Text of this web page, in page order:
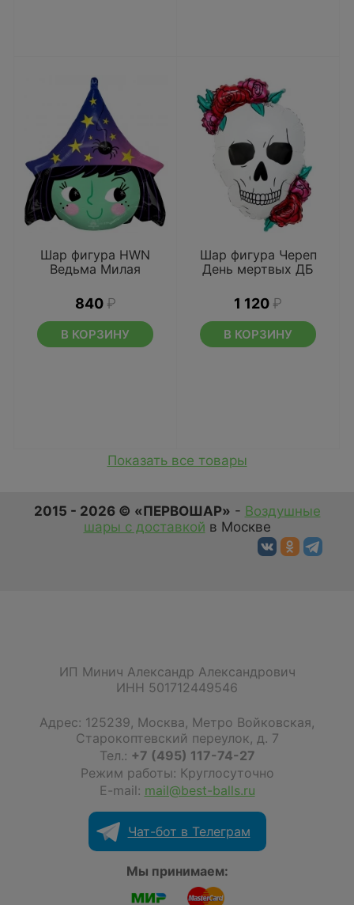
Шар фигура HWN
Ведьма Милая
840 ₽
В КОРЗИНУ
Шар фигура Череп
День мертвых ДБ
1 120 ₽
В КОРЗИНУ
Показать все товары
2015 - 2026 © «ПЕРВОШАР» - Воздушные
шары с доставкой в Москве
ИП Минич Александр Александрович
ИНН 501712449546
Адрес: 125239, Москва, Метро Войковская,
Старокоптевский переулок, д. 7
Тел.: +7 (495) 117-74-27
Режим работы: Круглосуточно
E-mail: mail@best-balls.ru
Чат-бот в Телеграм
Мы принимаем: